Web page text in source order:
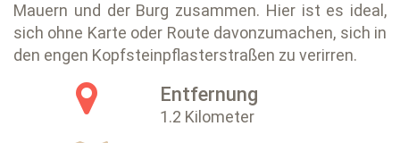
Mauern und der Burg zusammen. Hier ist es ideal,
sich ohne Karte oder Route davonzumachen, sich in
den engen Kopfsteinpflasterstraßen zu verirren.
Entfernung
1.2 Kilometer